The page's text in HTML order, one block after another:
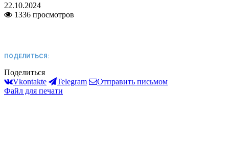
22.10.2024
1336 просмотров
ПОДЕЛИТЬСЯ:
Поделиться
Vkontakte
Telegram
Отправить письмом
Файл для печати